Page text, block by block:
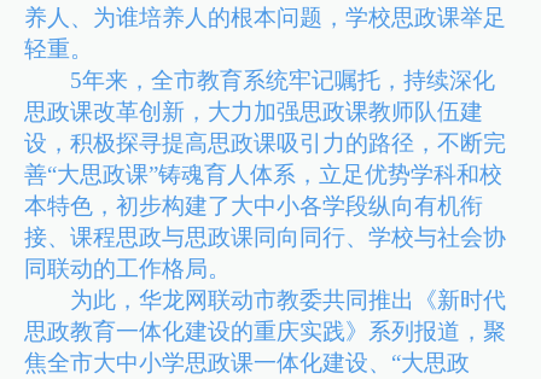
养人、为谁培养人的根本问题，学校思政课举足
轻重。
5年来，全市教育系统牢记嘱托，持续深化
思政课改革创新，大力加强思政课教师队伍建
设，积极探寻提高思政课吸引力的路径，不断完
善“大思政课”铸魂育人体系，立足优势学科和校
本特色，初步构建了大中小各学段纵向有机衔
接、课程思政与思政课同向同行、学校与社会协
同联动的工作格局。
为此，华龙网联动市教委共同推出《新时代
思政教育一体化建设的重庆实践》系列报道，聚
焦全市大中小学思政课一体化建设、“大思政